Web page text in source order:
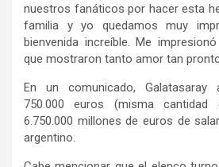
nuestros fanáticos por hacer esta
familia y yo quedamos muy
bienvenida increíble. Me
que mostraron tanto amor tan
En un comunicado, Galatasaray
750.000 euros (misma
6.750.000 millones de euros de
argentino.